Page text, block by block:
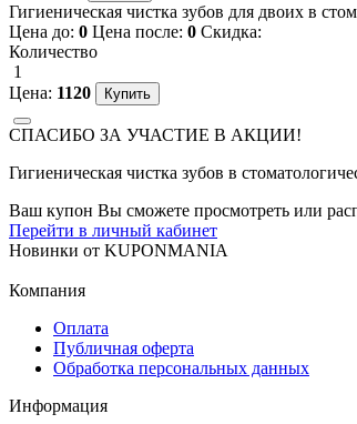
Гигиеническая чистка зубов для двоих в
Цена до: 0 Цена после: 0 Скидка:
Количество
1
Цена: 1120
СПАСИБО ЗА УЧАСТИЕ В АКЦИИ!
Гигиеническая чистка зубов в
Ваш купон Вы сможете просмотреть или
Перейти в личный кабинет
Новинки от KUPONMANIA
Компания
Оплата
Публичная оферта
Обработка персональных данных
Информация